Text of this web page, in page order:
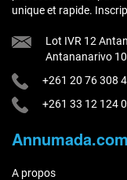
unique et rapide.
Lot IVR 12
Antananarivo
+261 20 76 308
+261 33 12 124
Annumada.com
A propos